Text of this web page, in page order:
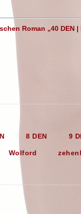
Roman „40 DEN
8 DEN 9
Wolford